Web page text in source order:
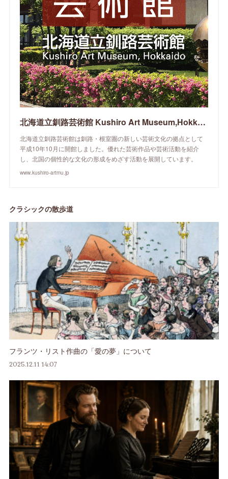
北海道立釧路芸術館 Kushiro Art Museum,Hokkaido
北海道立釧路芸術館は釧路・根室圏の新しい芸術文化の拠点として
平成10年10月に開館しました。優れた芸術作品や芸術活動を紹介
し、北国の個性的な文化の形成をめざす活動を展開しています。
www.kushiro-artmu.jp
クラシックの散歩道
フランツ・リスト作曲の「愛の夢」について
2025.12.11 14:07